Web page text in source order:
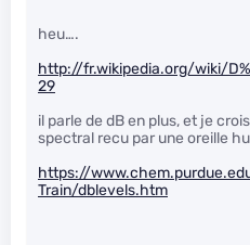
heu….
http://fr.wikipedia.org/wiki/
29
il parle de dB en plus, et je
spectral recu par une oreille
https://
Train/dblevels.htm